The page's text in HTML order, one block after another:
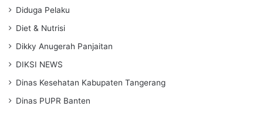
Diduga Pelaku
Diet & Nutrisi
Dikky Anugerah Panjaitan
DIKSI NEWS
Dinas Kesehatan Kabupaten Tangerang
Dinas PUPR Banten